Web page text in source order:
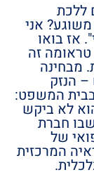
ללכת
אני
אז בואו
זה
מבחינה
הנזק
המשפט:
לא ביקש
חברת
של
המרכזית